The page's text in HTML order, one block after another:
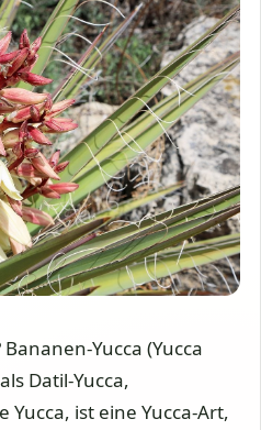
Yucca (Yucca
Datil-Yucca,
ist eine Yucca-Art,